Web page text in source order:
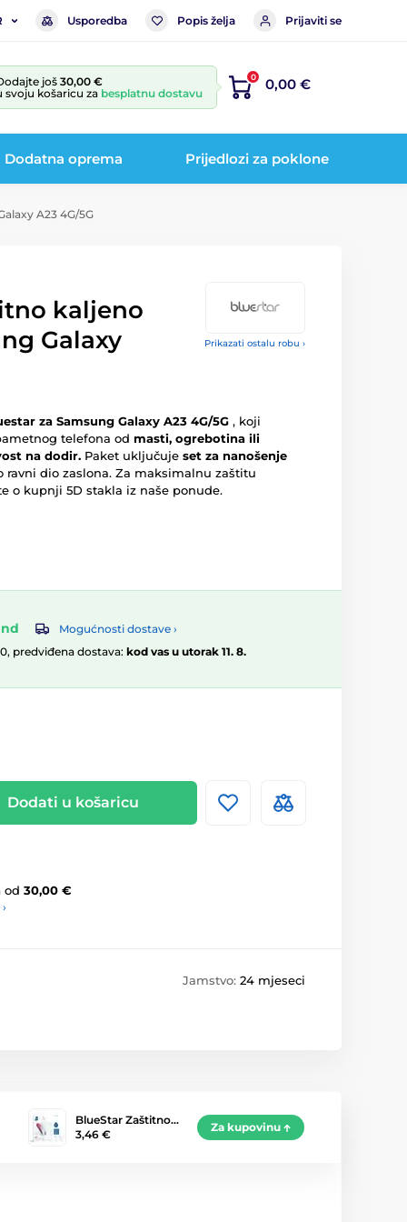
Usporedba Popis želja Prijaviti se
još30,00 €
svoju košaricu za besplatnu dostavu
0 0,00 €
Dodatna oprema Prijedlozi za poklone
A23 4G/5G
Prikazati ostalu robu ›
kaljeno
Galaxy
za Samsung Galaxy A23 4G/5G , koji
telefona od masti, ogrebotina ili
na dodir. Paket uključuje set za nanošenje
ravni dio zaslona. Za maksimalnu zaštitu
o kupnji 5D stakla iz naše ponude.
Mogućnosti dostave ›
predviđena dostava: kod vas u utorak 11. 8.
Dodati u košaricu
od 30,00 €
Jamstvo: 24 mjeseci
BlueStar Zaštitno…
3,46 €
Za kupovinu